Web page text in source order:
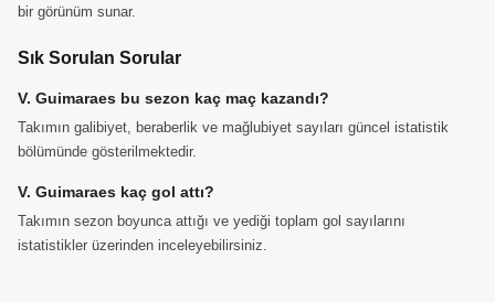
bir görünüm sunar.
Sık Sorulan Sorular
V. Guimaraes bu sezon kaç maç kazandı?
Takımın galibiyet, beraberlik ve mağlubiyet sayıları güncel istatistik
bölümünde gösterilmektedir.
V. Guimaraes kaç gol attı?
Takımın sezon boyunca attığı ve yediği toplam gol sayılarını
istatistikler üzerinden inceleyebilirsiniz.